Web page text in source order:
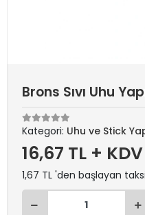
Brons Sıvı Uhu
Kategori: Uhu ve Stick
16,67 TL + KDV
1,67 TL 'den başlayan